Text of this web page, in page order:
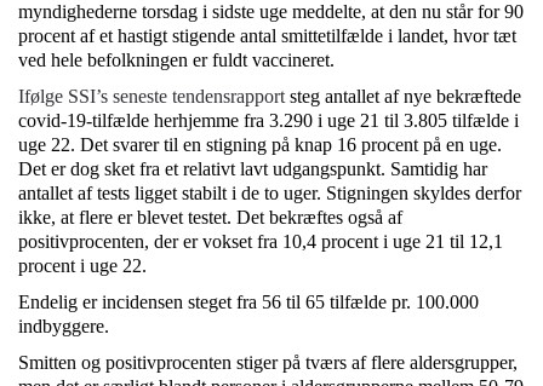
myndighederne torsdag i sidste uge meddelte, at den nu står for 90
procent af et hastigt stigende antal smittetilfælde i landet, hvor tæt
ved hele befolkningen er fuldt vaccineret.
Ifølge SSI’s seneste tendensrapportsteg antallet af nye bekræftede
covid-19-tilfælde herhjemme fra 3.290 i uge 21 til 3.805 tilfælde i
uge 22. Det svarer til en stigning på knap 16 procent på en uge.
Det er dog sket fra et relativt lavt udgangspunkt. Samtidig har
antallet af tests ligget stabilt i de to uger. Stigningen skyldes derfor
ikke, at flere er blevet testet. Det bekræftes også af
positivprocenten, der er vokset fra 10,4 procent i uge 21 til 12,1
procent i uge 22.
Endelig er incidensen steget fra 56 til 65 tilfælde pr. 100.000
indbyggere.
Smitten og positivprocenten stiger på tværs af flere aldersgrupper,